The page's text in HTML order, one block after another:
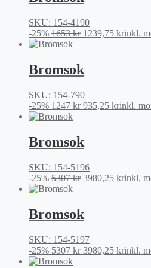
1196 kr.
SKU: 154-4190
-25% 1653kr Det
1653 kr.
1239,75 krDet
inkl.
Bromsok
SKU: 154-790
-25% 1247kr Det
1247 kr.
935,25 krDet
inkl.
Bromsok
SKU: 154-5196
-25% 5307kr Det
5307 kr.
3980,25 krDet
inkl.
Bromsok
SKU: 154-5197
-25% 5307kr Det
3980,25 krDet
inkl.